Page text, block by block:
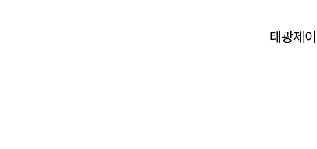
태광제이